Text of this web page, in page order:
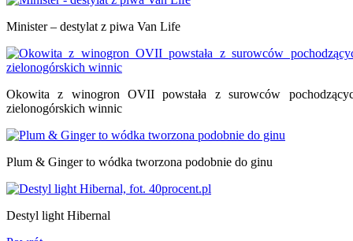
Minister – destylat z piwa Van Life
Okowita z winogron OVII powstała z surowców
zielonogórskich winnic
Plum & Ginger to wódka tworzona podobnie do ginu
Destyl light Hibernal